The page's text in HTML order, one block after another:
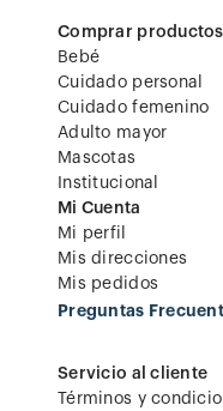
Comprar productos
Bebé
Cuidado personal
Cuidado femenino
Adulto mayor
Mascotas
Institucional
Mi Cuenta
Mi perfil
Mis direcciones
Mis pedidos
Preguntas
Servicio al cliente
Términos y